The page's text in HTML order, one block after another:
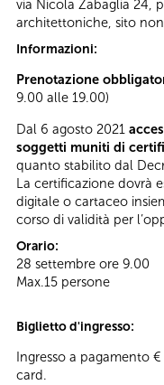
via Nicola Zabaglia 24,
architettoniche, sito
Informazioni:
Prenotazione
9.00 alle 19.00)
Dal 6 agosto 2021
soggetti muniti di
quanto stabilito dal
La certificazione dovrà
digitale o cartaceo
corso di validità per
Orario:
28 settembre ore 9.00
Max.15 persone
Biglietto d'ingresso:
Ingresso a pagamento
card.